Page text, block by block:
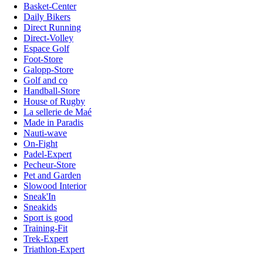
Basket-Center
Daily Bikers
Direct Running
Direct-Volley
Espace Golf
Foot-Store
Galopp-Store
Golf and co
Handball-Store
House of Rugby
La sellerie de Maé
Made in Paradis
Nauti-wave
On-Fight
Padel-Expert
Pecheur-Store
Pet and Garden
Slowood Interior
Sneak'In
Sneakids
Sport is good
Training-Fit
Trek-Expert
Triathlon-Expert